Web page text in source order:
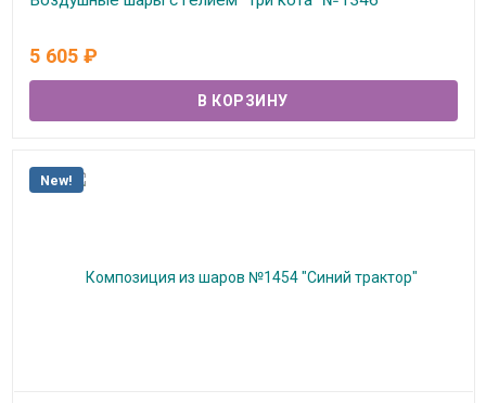
5 605 ₽
New!